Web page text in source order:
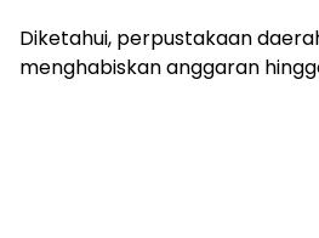
Diketahui, perpustakaan
menghabiskan anggaran